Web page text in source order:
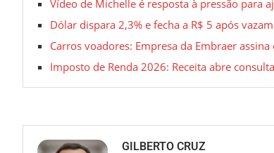
Vídeo de Michelle é resposta à pressão para
Dólar dispara 2,3% e fecha a R$ 5 após
Carros voadores: Empresa da Embraer
Imposto de Renda 2026: Receita abre
GILBERTO CRUZ